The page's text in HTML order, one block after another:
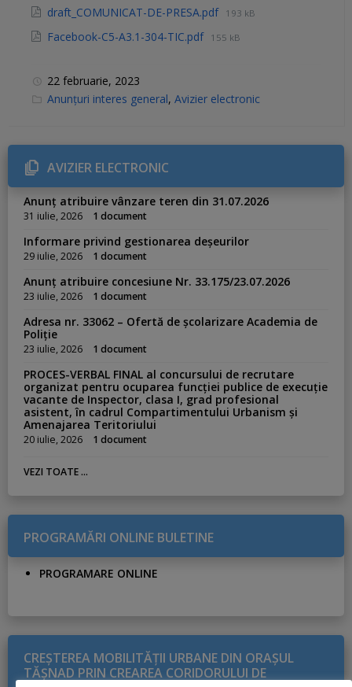
draft_COMUNICAT-DE-PRESA.pdf 193 kB
Facebook-C5-A3.1-304-TIC.pdf 155 kB
22 februarie, 2023
C
r
i
e
s
Anunțuri interes general, Avizier electronic
AVIZIER ELECTRONIC
Anunț atribuire vânzare teren din 31.07.2026
31 iulie, 2026 1 document
Informare privind gestionarea deșeurilor
29 iulie, 2026 1 document
Anunț atribuire concesiune Nr. 33.175/23.07.2026
23 iulie, 2026 1 document
Adresa nr. 33062 – Ofertă de școlarizare Academia de
Poliție
23 iulie, 2026 1 document
PROCES-VERBAL FINAL al concursului de recrutare
organizat pentru ocuparea funcției publice de execuție
vacante de Inspector, clasa I, grad profesional
asistent, în cadrul Compartimentului Urbanism și
Amenajarea Teritoriului
20 iulie, 2026 1 document
VEZI TOATE ...
PROGRAMĂRI ONLINE BULETINE
PROGRAMARE ONLINE
CREŞTEREA MOBILITĂŢII URBANE DIN ORAŞUL
TĂŞNAD PRIN CREAREA CORIDORULUI DE